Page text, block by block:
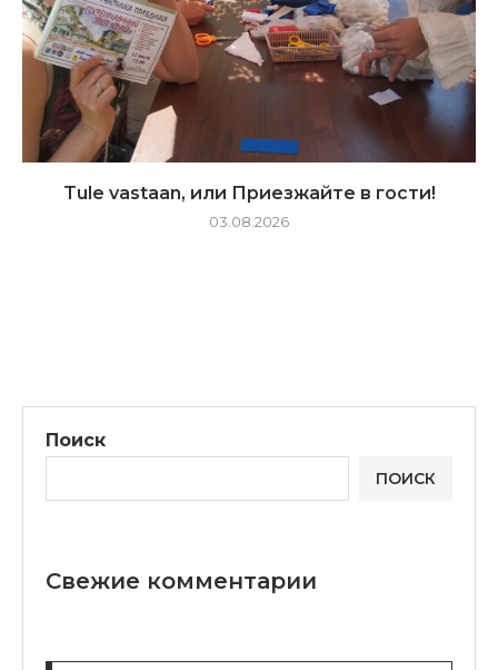
Tule vastaan, или Приезжайте в гости!
03.08.2026
Поиск
ПОИСК
Свежие комментарии